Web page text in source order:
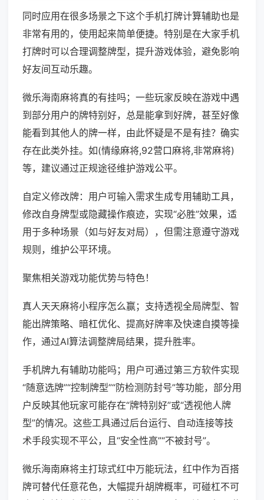
同时应用在很多场景之下这个手机打牌计算辅助也是
非常有用的，使用起来简单便捷。特别是在大家手机
打牌时可以合理调整牌型，提升游戏体验，避免影响
好友间互动乐趣。
微乐海南麻将真的有挂吗；一些玩家反映在游戏中遇
到部分用户的牌特别好，总是能拿到好牌，甚至好像
能看到其他人的牌一样，由此怀疑是不是有挂？确实
存在此类外挂。如(情缘麻将,92营口麻将,非常麻将)
等，建议通过正规途径维护游戏公平。
自定义修改牌：用户可输入需求生成专用辅助工具，
修改自身牌型或隐藏操作痕迹，实现“必胜”效果，适
用于多种场景（如与好友对局），但需注意遵守游戏
规则，维护公平环境。
聚焦相关游戏功能优势与特色！
真人天天麻将小程序怎么赢；支持透视全局牌型、智
能出牌策略、暗杠优化、提高好牌率及快速自摸等操
作，通过AI算法调整牌局结果，提升胜率。
手机牌九有辅助功能吗；用户可通过第三方软件实现
“随意选牌”“控制牌型”“防检测防封号”等功能，部分用
户反映其他玩家可能存在“牌特别好”或“透视他人牌
型”的情况。这些工具通过后台运行、自动连接等技
术手段实现不平公，且“安全性高”“不被封号”。
微乐海南麻将主打琼式红中万能玩法，红中作为百搭
牌可替代任意花色，大幅提升胡牌概率，可碰杠不可